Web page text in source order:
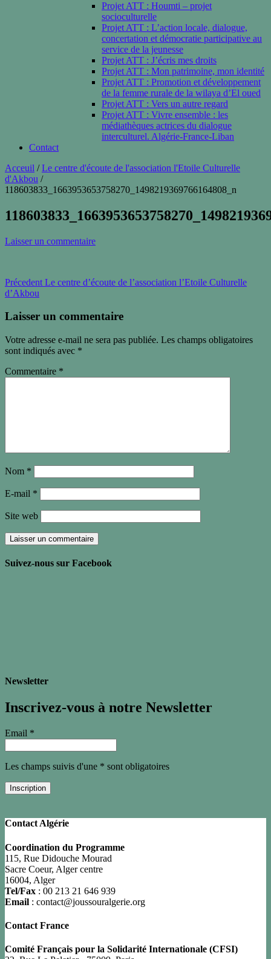
Projet ATT : Houmti – projet
socioculturelle
Projet ATT : L’action locale, dialogue,
concertation et démocratie participative au
service de la jeunesse
Projet ATT : J’écris mes droits
Projet ATT : Mon patrimoine, mon identité
Projet ATT : Promotion et développement
de la femme rurale de la wilaya d’El oued
Projet ATT : Vers un autre regard
Projet ATT : Vivre ensemble : les
médiathèques actrices du dialogue
interculturel. Algérie-France-Liban
Contact
Acceuil / Le centre d'écoute de l'association l'Etoile Culturelle
d'Akbou /
118603833_1663953653758270_1498219369766164808_n
Laisser un commentaire
Précedent Le centre d’écoute de l’association l’Etoile Culturelle
d’Akbou
Laisser un commentaire
Votre adresse e-mail ne sera pas publiée. Les champs obligatoires
sont indiqués avec *
Commentaire *
Nom *
E-mail *
Site web
Suivez-nous sur Facebook
Newsletter
Inscrivez-vous à notre Newsletter
Email *
Les champs suivis d'une * sont obligatoires
Contact Algérie
Coordination du Programme
115, Rue Didouche Mourad
Sacre Coeur, Alger centre
16004, Alger
Tel/Fax : 00 213 21 646 939
Email : contact@joussouralgerie.org
Contact France
Comité Français pour la Solidarité Internationale (CFSI)